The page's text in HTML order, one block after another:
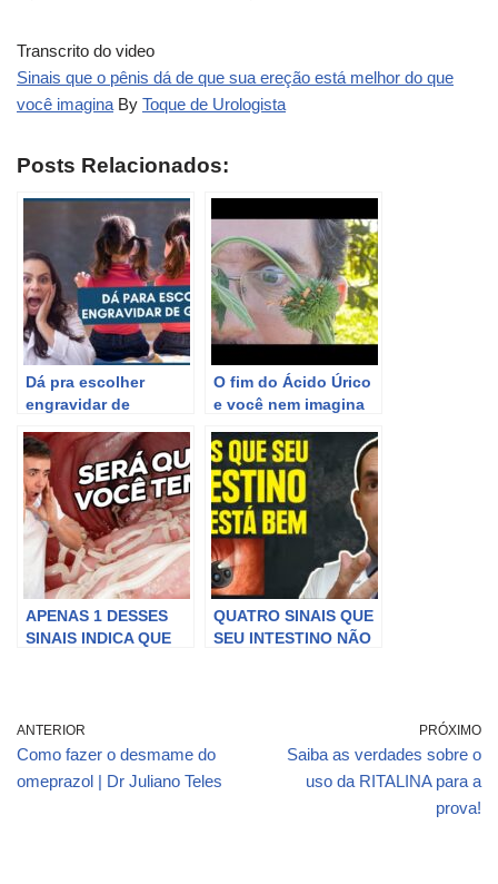
Transcrito do video
Sinais que o pênis dá de que sua ereção está melhor do que
você imagina By Toque de Urologista
Posts Relacionados:
Dá pra escolher
engravidar de
de La Rocque
O fim do Ácido Úrico
e você nem imagina
APENAS 1 DESSES
SINAIS INDICA QUE
QUATRO SINAIS QUE
SEU INTESTINO NÃO
ANTERIOR
Como fazer o desmame do
omeprazol | Dr Juliano Teles
PRÓXIMO
Saiba as verdades sobre o
uso da RITALINA para a
prova!